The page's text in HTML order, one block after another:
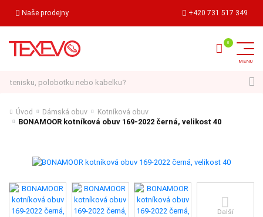
Naše prodejny +420 731 517 349
Úvod Dámská obuv Kotníková obuv
BONAMOOR kotníková obuv 169-2022 černá, velikost 40
Další